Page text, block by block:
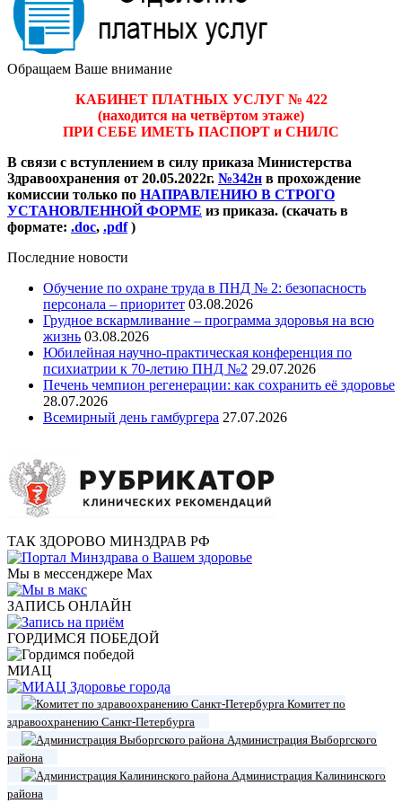
Обращаем Ваше внимание
КАБИНЕТ ПЛАТНЫХ УСЛУГ № 422
(находится на четвёртом этаже)
ПРИ СЕБЕ ИМЕТЬ ПАСПОРТ и СНИЛС
В связи с вступлением в силу приказа Министерства
Здравоохранения от 20.05.2022г. №342н в прохождение
комиссии только по НАПРАВЛЕНИЮ В СТРОГО
УСТАНОВЛЕННОЙ ФОРМЕ из приказа. (скачать в
формате: .doc, .pdf)
Последние новости
Обучение по охране труда в ПНД № 2: безопасность
персонала – приоритет 03.08.2026
Грудное вскармливание – программа здоровья на всю
жизнь 03.08.2026
Юбилейная научно-практическая конференция по
психиатрии к 70-летию ПНД №2 29.07.2026
Печень чемпион регенерации: как сохранить её здоровье
28.07.2026
Всемирный день гамбургера 27.07.2026
ТАК ЗДОРОВО МИНЗДРАВ РФ
Мы в мессенджере Max
ЗАПИСЬ ОНЛАЙН
ГОРДИМСЯ ПОБЕДОЙ
МИАЦ
Комитет по
здравоохранению Санкт-Петербурга
Администрация Выборгского
района
Администрация Калининского
района